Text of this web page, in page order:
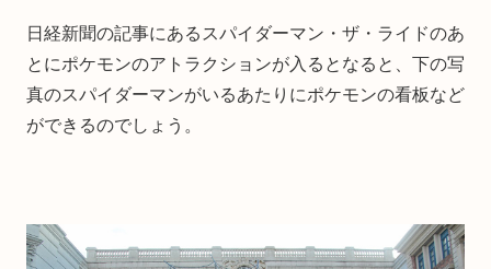
日経新聞の記事にあるスパイダーマン・ザ・ライドのあ
とにポケモンのアトラクションが入るとなると、下の写
真のスパイダーマンがいるあたりにポケモンの看板など
ができるのでしょう。